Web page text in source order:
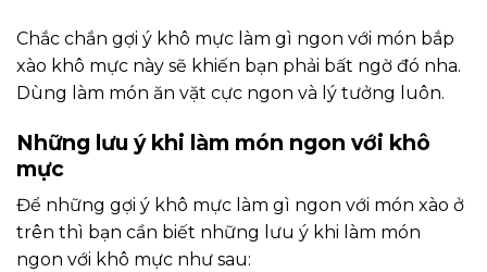
Chắc chắn gợi ý khô mực làm gì ngon với món bắp
xào khô mực này sẽ khiến bạn phải bất ngờ đó nha.
Dùng làm món ăn vặt cực ngon và lý tưởng luôn.
Những lưu ý khi làm món ngon với khô
mực
Để những gợi ý khô mực làm gì ngon với món xào ở
trên thì bạn cần biết những lưu ý khi làm món
ngon với khô mực như sau: